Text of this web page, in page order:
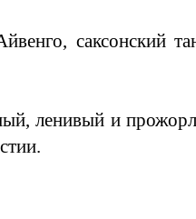
саксонский
ленивый и